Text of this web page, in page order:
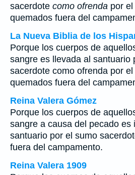
sacerdote como ofrenda por
quemados fuera del
La Nueva Biblia de los
Porque los cuerpos de
sangre es llevada al santuario
sacerdote como ofrenda por
quemados fuera del
Reina Valera Gómez
Porque los cuerpos de
sangre a causa del pecado es
santuario por el sumo
fuera del campamento.
Reina Valera 1909